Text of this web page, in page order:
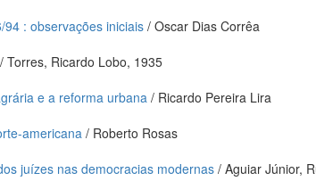
: observações iniciais/ Oscar Dias Corrêa
/ Torres, Ricardo Lobo, 1935
e a reforma urbana / Ricardo Pereira Lira
americana / Roberto Rosas
juízes nas democracias modernas / Aguiar Júnior,